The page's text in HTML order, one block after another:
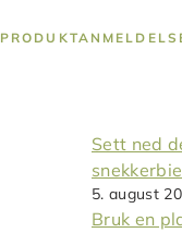
Sett ned
5. august
Bruk en